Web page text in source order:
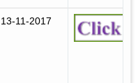
13-11-2017